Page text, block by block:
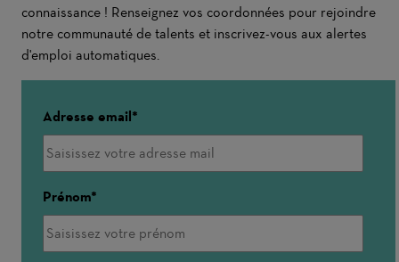
connaissance ! Renseignez vos coordonnées pour rejoindre
notre communauté de talents et inscrivez-vous aux alertes
d'emploi automatiques.
Adresse email
Prénom